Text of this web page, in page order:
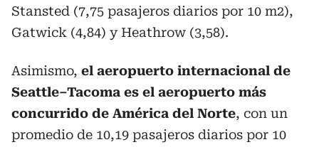
Stansted (7,75 pasajeros diarios por 10 m2),
Gatwick (4,84) y Heathrow (3,58).
Asimismo, el aeropuerto internacional de
Seattle–Tacoma es el aeropuerto más
concurrido de América del Norte, con un
promedio de 10,19 pasajeros diarios por 10